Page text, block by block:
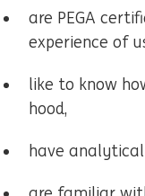
are PEGA
experience of
like to know
hood,
have analytical